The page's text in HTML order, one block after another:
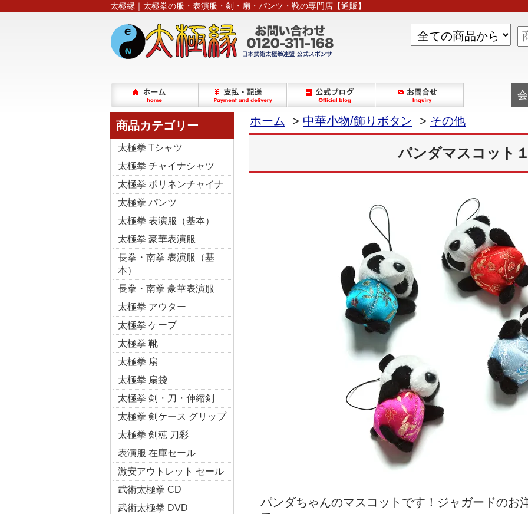
太極縁｜太極拳の服・表演服・剣・扇・パンツ・靴の専門店【通販】
商品カテゴリー
太極拳 Tシャツ
太極拳 チャイナシャツ
太極拳 ポリネンチャイナ
太極拳 パンツ
太極拳 表演服（基本）
太極拳 豪華表演服
長拳・南拳 表演服（基
本）
長拳・南拳 豪華表演服
太極拳 アウター
太極拳 ケープ
太極拳 靴
太極拳 扇
太極拳 扇袋
太極拳 剣・刀・伸縮剣
太極拳 剣ケース グリップ
太極拳 剣穂 刀彩
表演服 在庫セール
激安アウトレット セール
武術太極拳 CD
武術太極拳 DVD
ホーム > 中華小物/飾りボタン > その他
パンダマスコット１
パンダちゃんのマスコットです！ジャガードのお